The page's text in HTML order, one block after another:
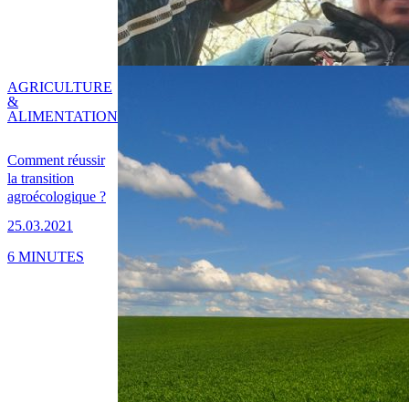
Comment réussir
la transition
agroécologique ?
25.03.2021
AGRICULTURE
&
ALIMENTATION
6 MINUTES